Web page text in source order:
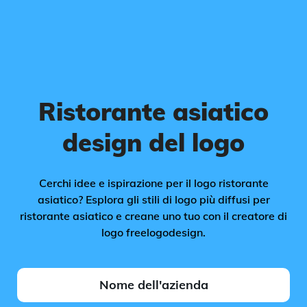
Ristorante asiatico
design del logo
Cerchi idee e ispirazione per il logo ristorante
asiatico? Esplora gli stili di logo più diffusi per
ristorante asiatico e creane uno tuo con il creatore di
logo freelogodesign.